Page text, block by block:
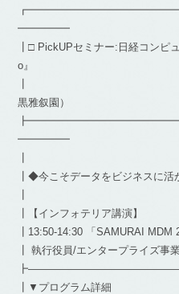
━━━━━
┃□ PickUPセミナー:日経コン
o』
┃ （2010年5
黒雅叙園）
━━━━━
┃◆今こそデータをビジネスに
┃【インフォテリア講演】
┃13:50-14:30 「SAMURAI MDM
┃ 執行役員/エンタープライズ
┃▼プログラム詳細